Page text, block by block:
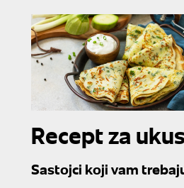
Recept za
Sastojci koji vam